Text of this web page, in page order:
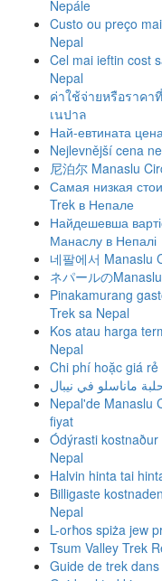
Nepále
Custo ou preço
Nepal
Cel mai ieftin cost
Nepal
ค่าใช้จ่ายหรือราคา
เนปาล
Най-евтината
Nejlevnější cena
尼泊尔 Manaslu
Самая низкая
Trek в Непале
Найдешевша
Манаслу в Непалі
네팔에서 Manaslu
ネパールの
Pinakamurang
Trek sa Nepal
Kos atau harga
Nepal
Chi phí hoặc giá
ماناسلو في نيبال
Nepal'de Manaslu
fiyat
Ódýrasti
Nepal
Halvin hinta tai
Billigaste
Nepal
L-orħos spiża jew
Tsum Valley Trek
Guide de trek